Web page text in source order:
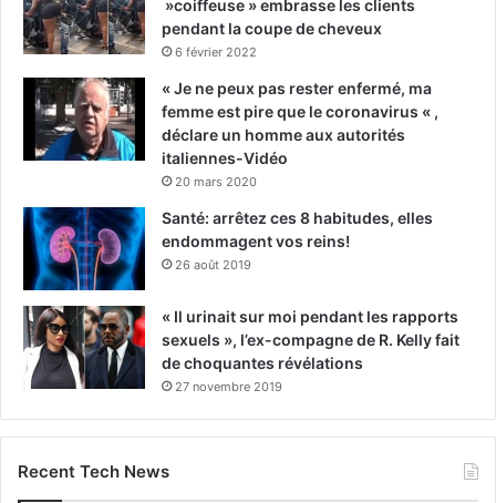
»coiffeuse » embrasse les clients
pendant la coupe de cheveux
6 février 2022
« Je ne peux pas rester enfermé, ma
femme est pire que le coronavirus « ,
déclare un homme aux autorités
italiennes-Vidéo
20 mars 2020
Santé: arrêtez ces 8 habitudes, elles
endommagent vos reins!
26 août 2019
« Il urinait sur moi pendant les rapports
sexuels », l’ex-compagne de R. Kelly fait
de choquantes révélations
27 novembre 2019
Recent Tech News